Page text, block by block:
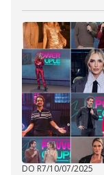
DO R7/10/07/2025